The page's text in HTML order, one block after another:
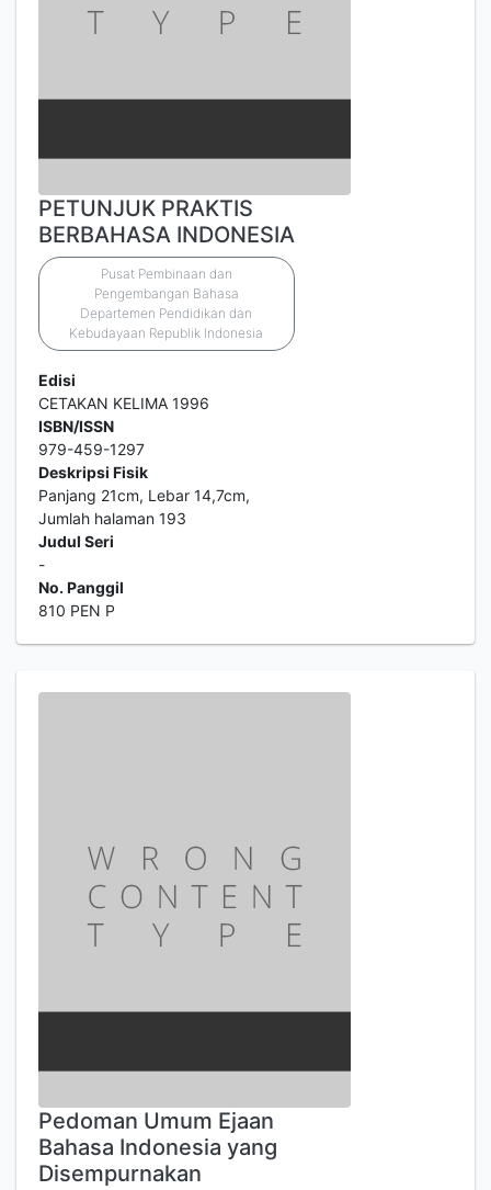
PETUNJUK PRAKTIS
BERBAHASA INDONESIA
Pusat Pembinaan dan
Pengembangan Bahasa
Departemen Pendidikan dan
Kebudayaan Republik Indonesia
Edisi
CETAKAN KELIMA 1996
ISBN/ISSN
979-459-1297
Deskripsi Fisik
Panjang 21cm, Lebar 14,7cm,
Jumlah halaman 193
Judul Seri
-
No. Panggil
810 PEN P
Pedoman Umum Ejaan
Bahasa Indonesia yang
Disempurnakan